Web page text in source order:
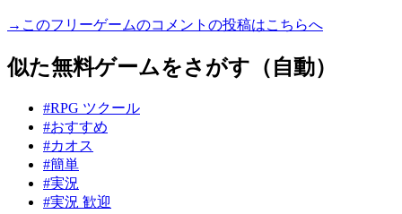
→このフリーゲームのコメントの投稿はこちらへ
似た無料ゲームをさがす（自動）
#RPG ツクール
#おすすめ
#カオス
#簡単
#実況
#実況 歓迎